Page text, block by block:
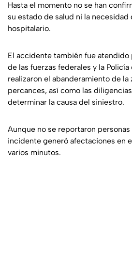
Hasta el momento no se han
su estado de salud ni la necesidad
hospitalario.
El accidente también fue atendido
de las fuerzas federales y la
realizaron el abanderamiento de la
percances, así como las
determinar la causa del siniestro.
Aunque no se reportaron personas
incidente generó afectaciones en
varios minutos.